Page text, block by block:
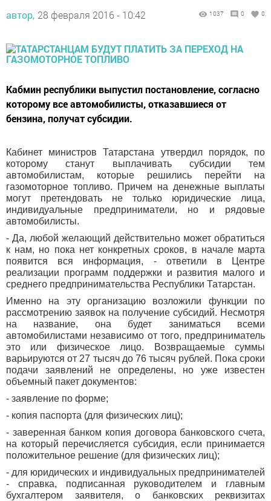
автор, 28 февраля 2016 - 10:42 1037 0 0
Кабмин республики выпустил постановление, согласно
которому все автомобилисты, отказавшиеся от
бензина, получат субсидии.
Кабинет министров Татарстана утвердил порядок, по
которому станут выплачивать субсидии тем
автомобилистам, которые решились перейти на
газомоторное топливо. Причем на денежные выплаты
могут претендовать не только юридические лица,
индивидуальные предприниматели, но и рядовые
автомобилисты.
- Да, любой желающий действительно может обратиться
к нам, но пока нет конкретных сроков, в начале марта
появится вся информация, - ответили в Центре
реализации программ поддержки и развития малого и
среднего предпринимательства Республики Татарстан.
Именно на эту организацию возложили функции по
рассмотрению заявок на получение субсидий. Несмотря
на название, она будет заниматься всеми
автомобилистами независимо от того, предприниматель
это или физическое лицо. Возвращаемые суммы
варьируются от 27 тысяч до 76 тысяч рублей. Пока сроки
подачи заявлений не определены, но уже известен
объемный пакет документов:
- заявление по форме;
- копия паспорта (для физических лиц);
- заверенная банком копия договора банковского счета,
на который перечисляется субсидия, если принимается
положительное решение (для физических лиц);
- для юридических и индивидуальных предпринимателей
- справка, подписанная руководителем и главным
бухгалтером заявителя, о банковских реквизитах